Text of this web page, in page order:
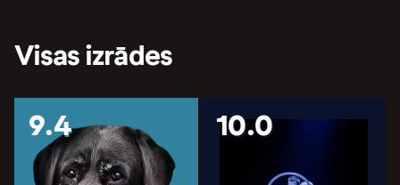
Visas izrādes
9.4 10.0